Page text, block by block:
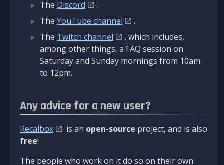
The Discord
.
The YouTube channel
.
The Twitch channel
, which includes,
among other things, a FAQ session on
Saturday and Sunday mornings from 10am
to 12pm.
Any advice for a new user?
Recalbox is an open-source project, and is also
free!
The people who work on it do so on their own